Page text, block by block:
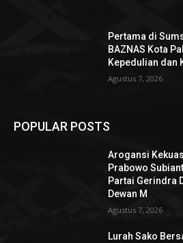
Pertama di
BAZNAS Kota
Kepedulian dan
Agustus 7, 2026
POPULAR POSTS
Arogansi
Prabowo
Partai Gerindra
Dewan M
Agustus 7, 2026
Lurah Sako